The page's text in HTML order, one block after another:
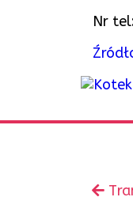
Nr